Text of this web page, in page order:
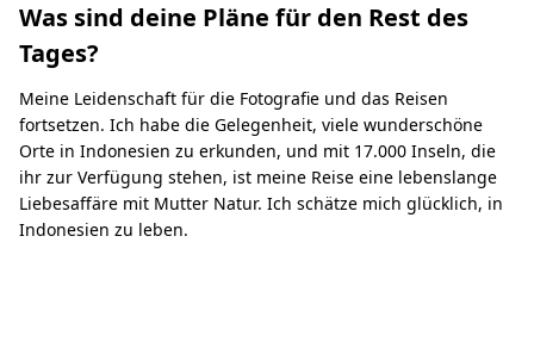
Was sind deine Pläne für den Rest des
Tages?
Meine Leidenschaft für die Fotografie und das Reisen
fortsetzen. Ich habe die Gelegenheit, viele wunderschöne
Orte in Indonesien zu erkunden, und mit 17.000 Inseln, die
ihr zur Verfügung stehen, ist meine Reise eine lebenslange
Liebesaffäre mit Mutter Natur. Ich schätze mich glücklich, in
Indonesien zu leben.